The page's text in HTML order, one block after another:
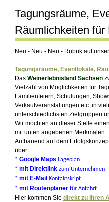
Tagungsräume,
Räumlichkeiten für
Neu - Neu - Neu - Rubrik auf
Tagungsräume, Eventlokale,
Das Weinerlebnisland Sachsen
Vielzahl von Möglichkeiten für
Familienfeiern, Schulungen,
Verkaufveranstaltungen etc. in
unterschiedlichsten Zielgruppen
Wir möchten an dieser Stelle
mit unten angebenen Merkmalen.
Aufbauend auf dem
über:
* Google Maps Lageplan
* mit Direktlink zum Unternehmen
* mit E-Mail Kontaktskript
* mit Routenplaner für Anfahrt
Hier kommen Sie direkt zu Ihren